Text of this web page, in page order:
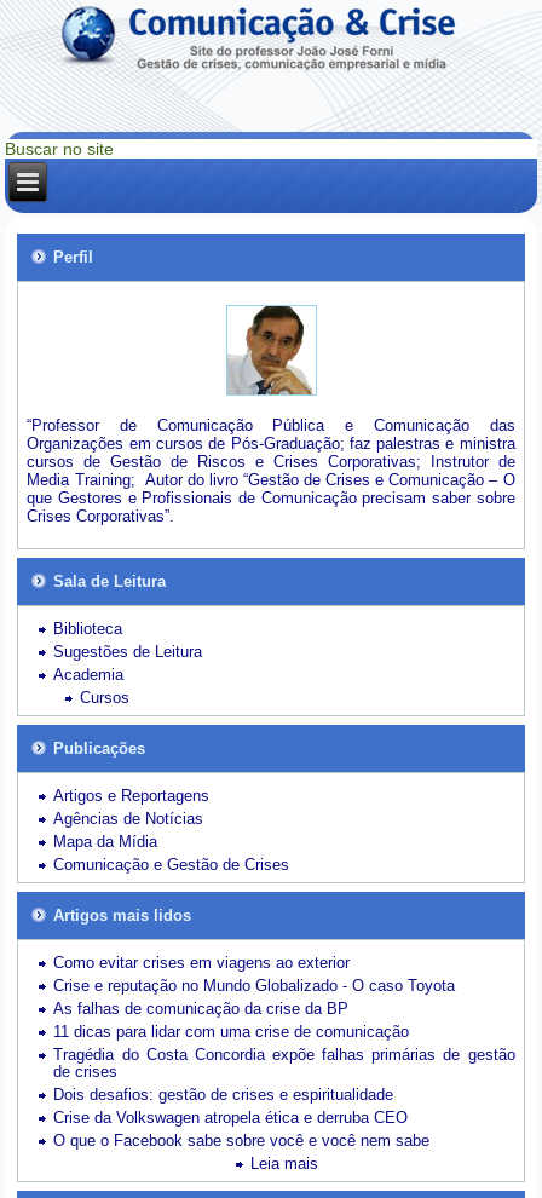
Perfil
“Professor de Comunicação Pública e Comunicação das
Organizações em cursos de Pós-Graduação; faz palestras e ministra
cursos de Gestão de Riscos e Crises Corporativas; Instrutor de
Media Training; Autor do livro “Gestão de Crises e Comunicação – O
que Gestores e Profissionais de Comunicação precisam saber sobre
Crises Corporativas”.
Sala de Leitura
Biblioteca
Sugestões de Leitura
Academia
Cursos
Publicações
Artigos e Reportagens
Agências de Notícias
Mapa da Mídia
Comunicação e Gestão de Crises
Artigos mais lidos
Como evitar crises em viagens ao exterior
Crise e reputação no Mundo Globalizado - O caso Toyota
As falhas de comunicação da crise da BP
11 dicas para lidar com uma crise de comunicação
Tragédia do Costa Concordia expõe falhas primárias de gestão
de crises
Dois desafios: gestão de crises e espiritualidade
Crise da Volkswagen atropela ética e derruba CEO
O que o Facebook sabe sobre você e você nem sabe
Leia mais